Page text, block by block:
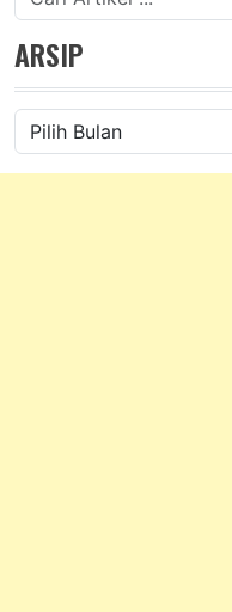
untuk:
ARSIP
Arsip